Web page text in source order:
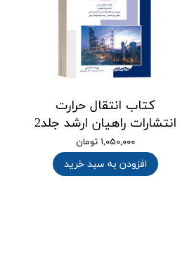
کتاب انتقال حرارت
انتشارات راهیان ارشد جلد2
۱,۰۵۰,۰۰۰ تومان
افزودن به سبد خرید